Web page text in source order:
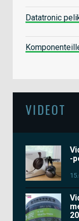
Datatronic
VIDEOT
-